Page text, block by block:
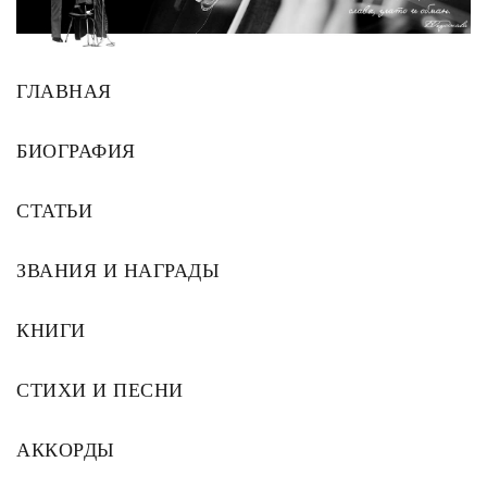
ГЛАВНАЯ
БИОГРАФИЯ
СТАТЬИ
ЗВАНИЯ И НАГРАДЫ
КНИГИ
СТИХИ И ПЕСНИ
АККОРДЫ